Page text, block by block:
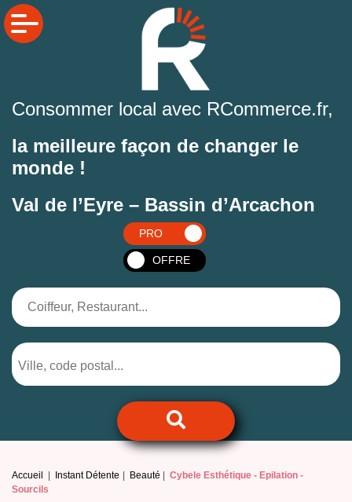
Consommer local avec RCommerce.fr,
la meilleure façon de changer le
monde !
Val de l’Eyre – Bassin d’Arcachon
PRO
OFFRE
Accueil Instant Détente Beauté Cybele Esthétique - Epilation -
Sourcils